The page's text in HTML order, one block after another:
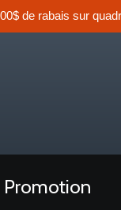
de rabais sur
Promotion